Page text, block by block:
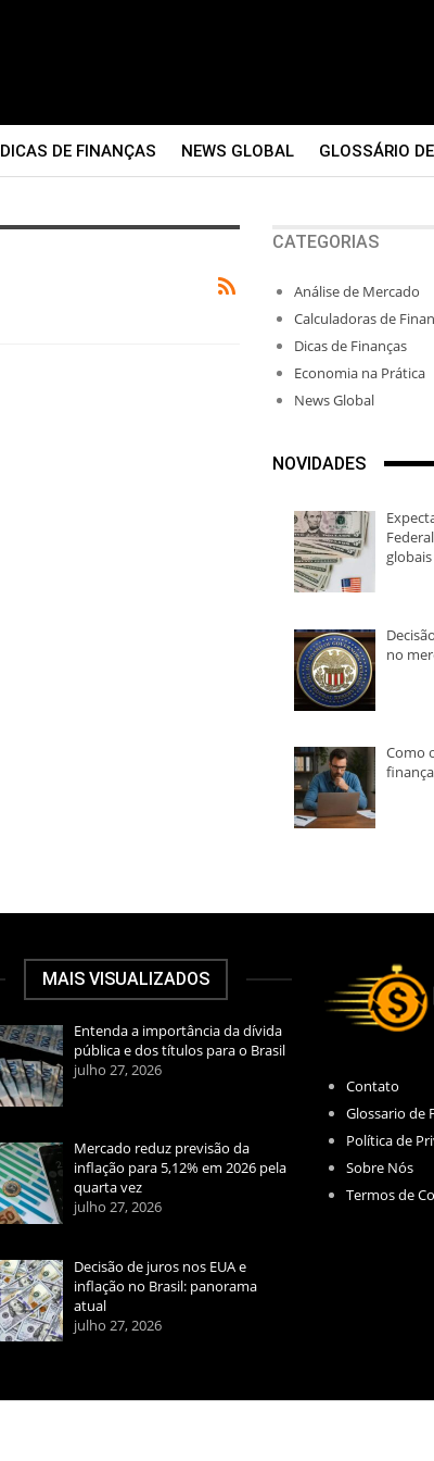
DICAS DE FINANÇAS NEWS GLOBAL GLOSSÁRIO
CATEGORIAS
Análise de Mercado
Calculadoras de
Dicas de Finanças
Economia na Prática
News Global
NOVIDADES
globais
no
Como
MAIS VISUALIZADOS
Entenda a importância da dívida
pública e dos títulos para o Brasil
julho 27, 2026
Mercado reduz previsão da
inflação para 5,12% em 2026 pela
quarta vez
julho 27, 2026
Decisão de juros nos EUA e
inflação no Brasil: panorama
atual
julho 27, 2026
Contato
Glossario de
Política de
Sobre Nós
Termos de